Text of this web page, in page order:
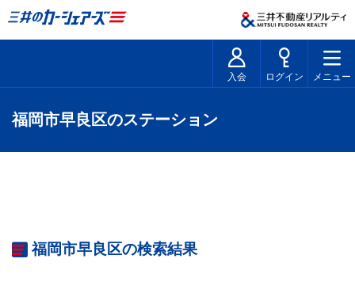
入会 ログイン メニュー
福岡市早良区のステーション
福岡市早良区の検索結果